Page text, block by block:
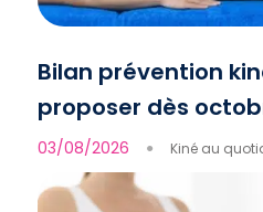
Bilan prévention
proposer dès
03/08/2026 ● Kiné au